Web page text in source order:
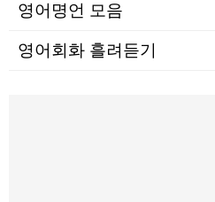
영어명언 모음
영어회화 흘려듣기